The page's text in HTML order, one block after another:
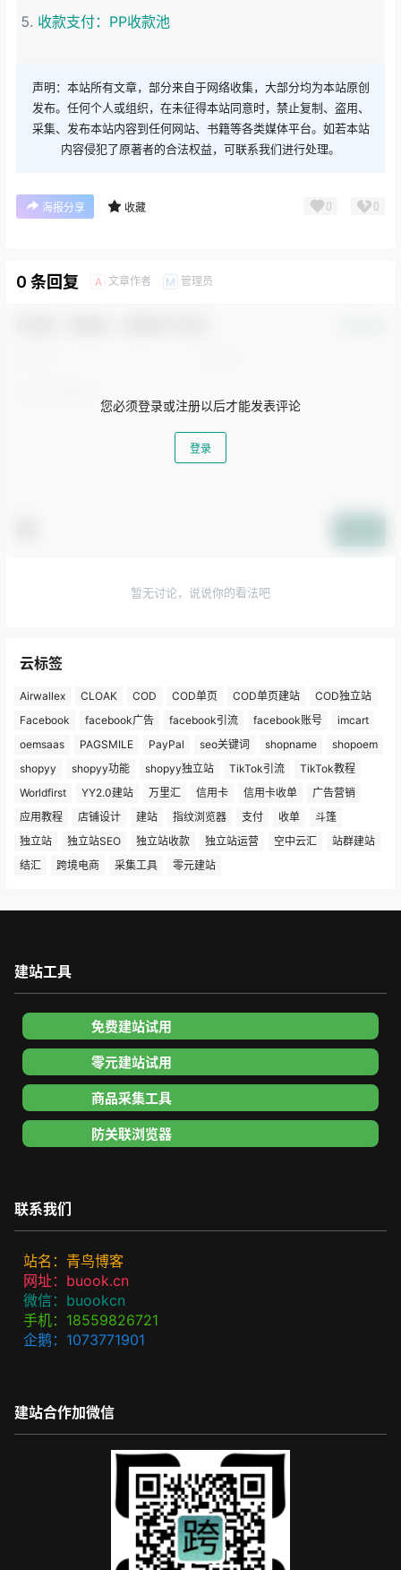
收款支付：PP收款池
声明：本站所有文章，部分来自于网络收集，大部分均为本站原创
发布。任何个人或组织，在未征得本站同意时，禁止复制、盗用、
采集、发布本站内容到任何网站、书籍等各类媒体平台。如若本站
内容侵犯了原著者的合法权益，可联系我们进行处理。
海报分享 收藏 0 0
0 条回复 A 文章作者 M 管理员
您必须登录或注册以后才能发表评论
登录
暂无讨论，说说你的看法吧
云标签
Airwallex CLOAK COD COD单页 COD单页建站
COD独立站
Facebook
facebook广告 facebook引流 facebook账号
imcart
oemsaas
PAGSMILE PayPal seo关键词 shopname
shopoem
shopyy
shopyy功能 shopyy独立站 TikTok引流
TikTok教程
Worldfirst
YY2.0建站 万里汇 信用卡 信用卡收单
广告营销
应用教程
店铺设计 建站 指纹浏览器 支付 收单
斗篷
独立站
独立站SEO 独立站收款 独立站运营 空中云汇
站群建站
结汇
跨境电商 采集工具 零元建站
建站工具
免费建站试用
零元建站试用
商品采集工具
防关联浏览器
联系我们
站名：青鸟博客
网址：buook.cn
微信：buookcn
手机：18559826721
企鹅：1073771901
建站合作加微信